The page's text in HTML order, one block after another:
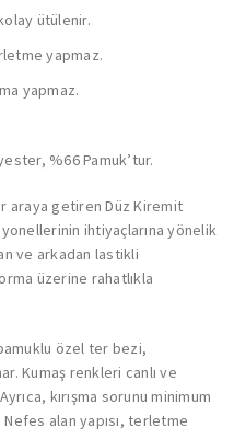
ütülenir.
yapmaz.
yapmaz.
%66 Pamuk’tur.
araya getiren Düz Kiremit
ihtiyaçlarına yönelik
ve arkadan lastikli
üzerine rahatlıkla
özel ter bezi,
Kumaş renkleri canlı ve
kırışma sorunu minimum
alan yapısı, terletme